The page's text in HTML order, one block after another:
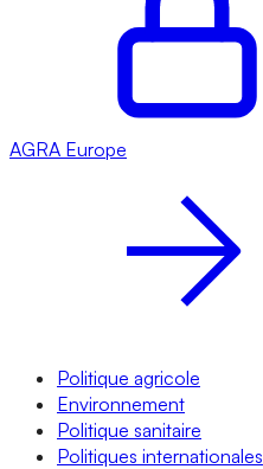
AGRA Europe
Politique agricole
Environnement
Politique sanitaire
Politiques internationales